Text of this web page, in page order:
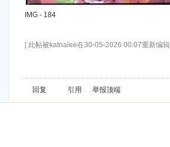
IMG - 184
[ 此帖被katnalee在30-05-2026 00:07重新编
回复 引用 举报顶端